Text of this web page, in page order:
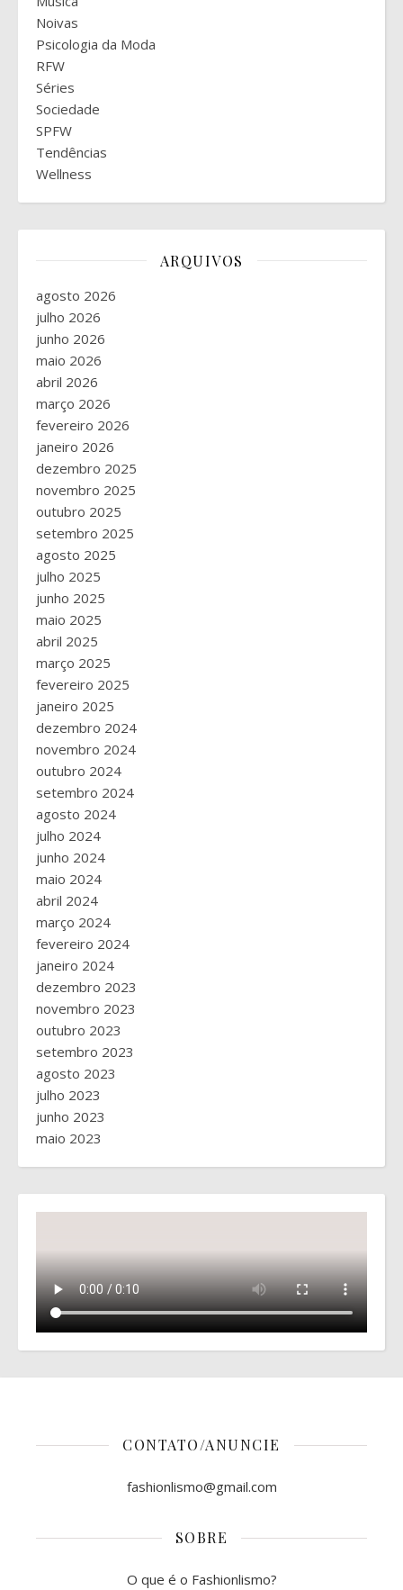
Noivas
Psicologia da Moda
RFW
Séries
Sociedade
SPFW
Tendências
Wellness
ARQUIVOS
agosto 2026
julho 2026
junho 2026
maio 2026
abril 2026
março 2026
fevereiro 2026
janeiro 2026
dezembro 2025
novembro 2025
outubro 2025
setembro 2025
agosto 2025
julho 2025
junho 2025
maio 2025
abril 2025
março 2025
fevereiro 2025
janeiro 2025
dezembro 2024
novembro 2024
outubro 2024
setembro 2024
agosto 2024
julho 2024
junho 2024
maio 2024
abril 2024
março 2024
fevereiro 2024
janeiro 2024
dezembro 2023
novembro 2023
outubro 2023
setembro 2023
agosto 2023
julho 2023
junho 2023
maio 2023
CONTATO/ANUNCIE
fashionlismo@gmail.com
SOBRE
O que é o Fashionlismo?